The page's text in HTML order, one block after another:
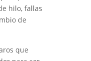
hilo, fallas
de
que